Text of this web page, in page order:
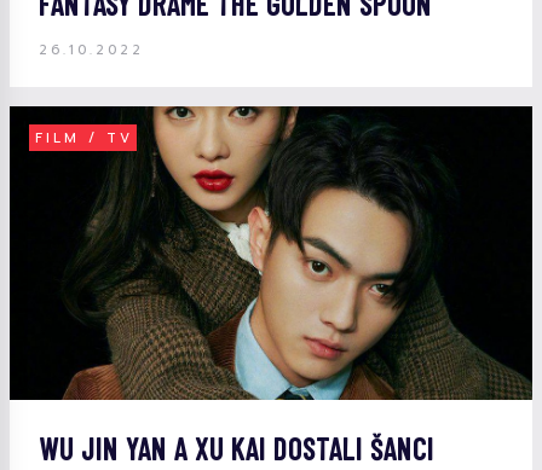
26.10.2022
FILM / TV
WU JIN YAN A XU KAI DOSTALI ŠANCI